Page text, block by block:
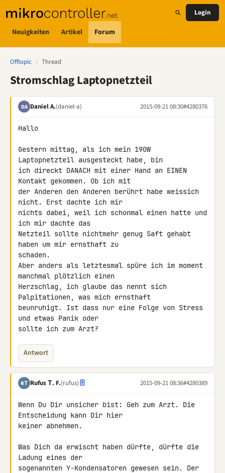
Neuigkeiten Artikel Forum
Login
Offtopic › Thread
Stromschlag Laptopnetzteil
DA Daniel A.(daniel-a) 2015-09-21 08:30#4280376
Hallo
Gestern mittag, als ich mein 190W
Laptopnetzteil ausgesteckt habe, bin
ich direckt DANACH mit einer Hand an EINEN
Kontakt gekommen. Ob ich mit
der Anderen den Anderen berührt habe weissich
nicht. Erst dachte ich mir
nichts dabei, weil ich schonmal einen hatte und
ich mir dachte das
Netzteil sollte nichtmehr genug Saft gehabt
haben um mir ernsthaft zu
schaden.
Aber anders als letztesmal spüre ich im moment
manchmal plötzlich einen
Herzschlag, ich glaube das nennt sich
Palpitationen, was mich ernsthaft
beunruhigt. Ist dass nur eine Folge von Stress
und etwas Panik oder
sollte ich zum Arzt?
Antwort
RΤ Rufus Τ. F.(rufus) 2015-09-21 08:36#4280389
Wenn Du Dir unsicher bist: Geh zum Arzt. Die
Entscheidung kann Dir hier
keiner abnehmen.
Was Dich da erwischt haben dürfte, dürfte die
Ladung eines der
sogenannten Y-Kondensatoren gewesen sein. Der